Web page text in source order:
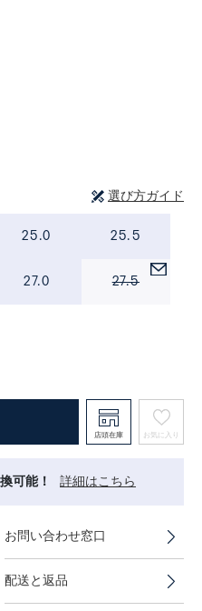
選び方ガイド
25.0 25.5
27.0 27.5
店頭在庫 お気に入り
可能！ 詳細はこちら
お問い合わせ窓口
配送と返品